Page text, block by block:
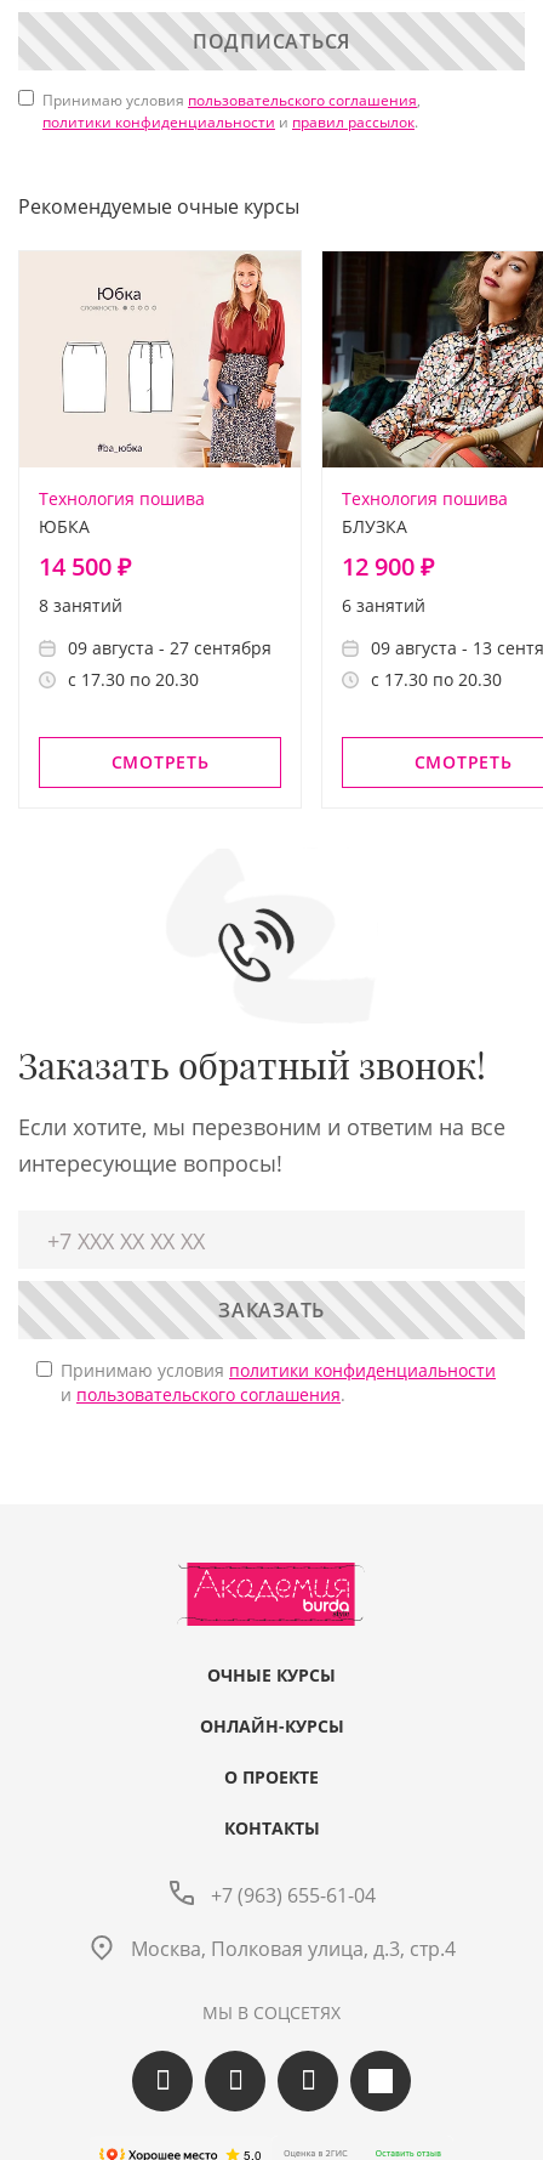
ПОДПИСАТЬСЯ
Принимаю условия пользовательского соглашения,
политики конфиденциальности и правил рассылок.
Рекомендуемые очные курсы
Технология пошива
ЮБКА
14 500 ₽
8 занятий
09 августа - 27 сентября
с 17.30 по 20.30
СМОТРЕТЬ
Технология пошива
БЛУЗКА
12 900 ₽
6 занятий
09 августа - 13
с 17.30 по 20.30
СМОТРЕТЬ
Заказать обратный звонок!
Если хотите, мы перезвоним и ответим на все
интересующие вопросы!
ЗАКАЗАТЬ
Принимаю условия политики конфиденциальности
и пользовательского соглашения.
ОЧНЫЕ КУРСЫ
ОНЛАЙН-КУРСЫ
О ПРОЕКТЕ
КОНТАКТЫ
+7 (963) 655-61-04
Москва, Полковая улица, д.3, стр.4
МЫ В СОЦСЕТЯХ